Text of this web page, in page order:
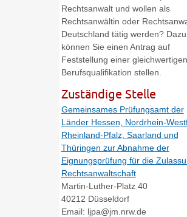
Rechtsanwalt und wollen als
Rechtsanwältin oder
Deutschland tätig werden? Dazu
können Sie einen Antrag auf
Feststellung einer gleichwertigen
Berufsqualifikation stellen.
Zuständige Stelle
Gemeinsames Prüfungsamt der
Länder Hessen, Nordrhein-
Rheinland-Pfalz, Saarland und
Thüringen zur Abnahme der
Eignungsprüfung für die
Rechtsanwaltschaft
Martin-Luther-Platz 40
40212 Düsseldorf
Email: ljpa@jm.nrw.de